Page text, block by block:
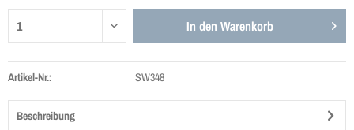
In den Warenkorb
Artikel-Nr.: SW348
Beschreibung